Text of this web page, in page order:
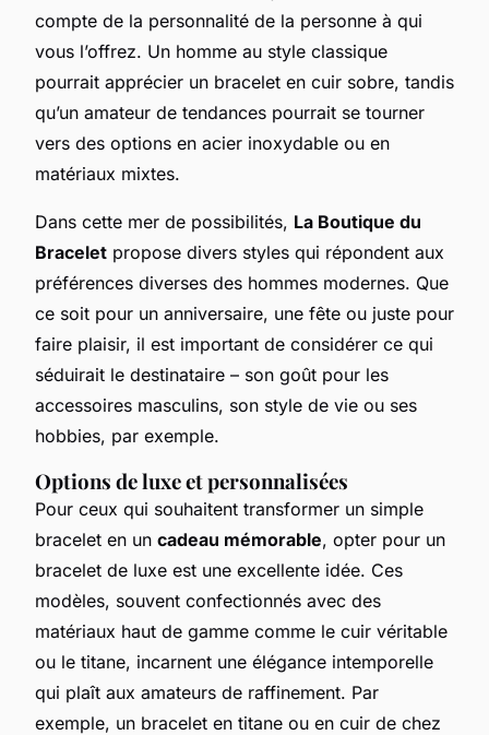
compte de la personnalité de la personne à qui
vous l’offrez. Un homme au style classique
pourrait apprécier un bracelet en cuir sobre, tandis
qu’un amateur de tendances pourrait se tourner
vers des options en acier inoxydable ou en
matériaux mixtes.
Dans cette mer de possibilités, La Boutique du
Bracelet propose divers styles qui répondent aux
préférences diverses des hommes modernes. Que
ce soit pour un anniversaire, une fête ou juste pour
faire plaisir, il est important de considérer ce qui
séduirait le destinataire – son goût pour les
accessoires masculins, son style de vie ou ses
hobbies, par exemple.
Options de luxe et personnalisées
Pour ceux qui souhaitent transformer un simple
bracelet en un cadeau mémorable, opter pour un
bracelet de luxe est une excellente idée. Ces
modèles, souvent confectionnés avec des
matériaux haut de gamme comme le cuir véritable
ou le titane, incarnent une élégance intemporelle
qui plaît aux amateurs de raffinement. Par
exemple, un bracelet en titane ou en cuir de chez